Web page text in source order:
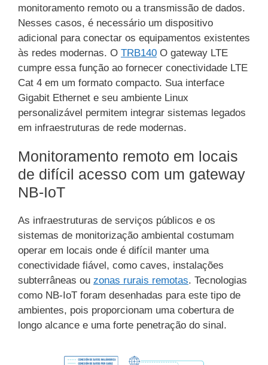
monitoramento remoto ou a transmissão de dados.
Nesses casos, é necessário um dispositivo
adicional para conectar os equipamentos existentes
às redes modernas. O TRB140 O gateway LTE
cumpre essa função ao fornecer conectividade LTE
Cat 4 em um formato compacto. Sua interface
Gigabit Ethernet e seu ambiente Linux
personalizável permitem integrar sistemas legados
em infraestruturas de rede modernas.
Monitoramento remoto em locais
de difícil acesso com um gateway
NB-IoT
As infraestruturas de serviços públicos e os
sistemas de monitorização ambiental costumam
operar em locais onde é difícil manter uma
conectividade fiável, como caves, instalações
subterrâneas ou zonas rurais remotas. Tecnologias
como NB-IoT foram desenhadas para este tipo de
ambientes, pois proporcionam uma cobertura de
longo alcance e uma forte penetração do sinal.